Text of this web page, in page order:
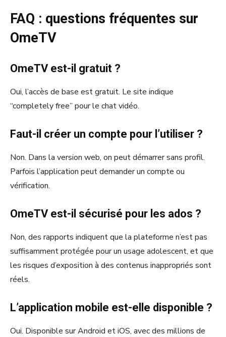
FAQ : questions fréquentes sur
OmeTV
OmeTV est-il gratuit ?
Oui, l’accès de base est gratuit. Le site indique
“completely free” pour le chat vidéo.
Faut-il créer un compte pour l’utiliser ?
Non. Dans la version web, on peut démarrer sans profil.
Parfois l’application peut demander un compte ou
vérification.
OmeTV est-il sécurisé pour les ados ?
Non, des rapports indiquent que la plateforme n’est pas
suffisamment protégée pour un usage adolescent, et que
les risques d’exposition à des contenus inappropriés sont
réels.
L’application mobile est-elle disponible ?
Oui. Disponible sur Android et iOS, avec des millions de